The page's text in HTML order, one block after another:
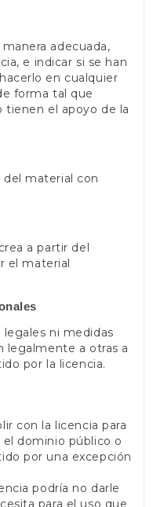
adecuada,
e indicar si se han
en cualquier
forma tal que
tienen el apoyo de la
material con
a partir del
el material
ni medidas
legalmente a otras a
por la licencia.
con la licencia para
dominio público o
por una excepción
podría no darle
para el uso que